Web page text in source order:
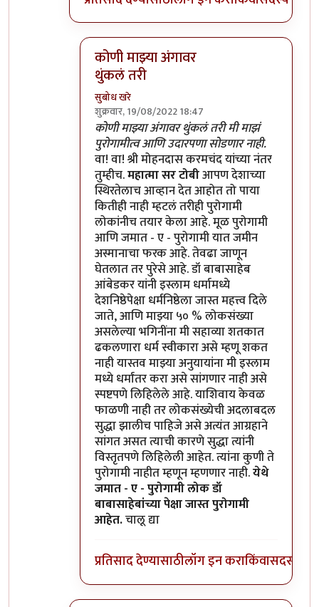
कोणी माझ्या अंगावर
थुंकलं तरी
सुबोध खरे
शुक्रवार, 19/08/2022 18:47
In reply toपुरोगामी आणि लिबरलby
कोणी माझ्या अंगावर थुंकलं तरी मी माझं
पुरोगामीत्व आणि उदारपणा सोडणार नाही.
वा! वा! श्री मोहनदास करमचंद यांच्या नंतर
तुम्हीच.महात्मा सर टोबीआपण देशाच्या
स्थिरतेलाच आव्हान देत आहोत तो पाया
कितीही नाही म्हटलं तरीही पुरोगामी
लोकांनीच तयार केला आहे. मूळ पुरोगामी
आणि जमात - ए - पुरोगामी यात जमीन
अस्मानाचा फरक आहे. तेवढा जाणून
घेतलात तर पुरेसे आहे. डॉ बाबासाहेब
आंबेडकर यांनी इस्लाम धर्मामध्ये
देशनिष्ठेपेक्षा धर्मनिष्ठेला जास्त महत्त्व दिले
जाते, आणि माझ्या ५० % लोकसंख्या
असलेल्या भगिनींना मी सहाव्या शतकात
ढकलणारा धर्म स्वीकारा असे म्हणू शकत
नाही यास्तव माझ्या अनुयायांना मी इस्लाम
मध्ये धर्मांतर करा असे सांगणार नाही असे
स्पष्टपणे लिहिलेले आहे. याशिवाय केवळ
फाळणी नाही तर लोकसंख्येची अदलाबदल
सुद्धा झालीच पाहिजे असे अत्यंत आग्रहाने
सांगत असत त्याची कारणे सुद्धा त्यांनी
विस्तृतपणे लिहिलेली आहेत. त्यांना कुणी ते
पुरोगामी नाहीत म्हणून म्हणणार नाही.येथे
जमात - ए - पुरोगामी लोक डॉ
बाबासाहेबांच्या पेक्षा जास्त पुरोगामी
आहेत.चालू द्या
प्रतिसाद देण्यासाठीलॉग इन कराकिंवासदस्य व्हा